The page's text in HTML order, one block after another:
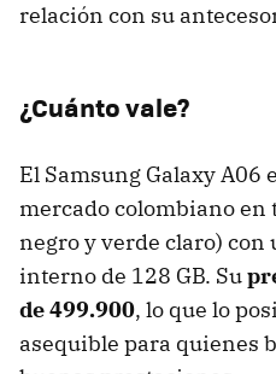
relación con su
¿Cuánto vale?
El Samsung Galaxy A06
mercado colombiano en
negro y verde claro)
interno de 128 GB. Su
de 499.900, lo que lo
asequible para quienes